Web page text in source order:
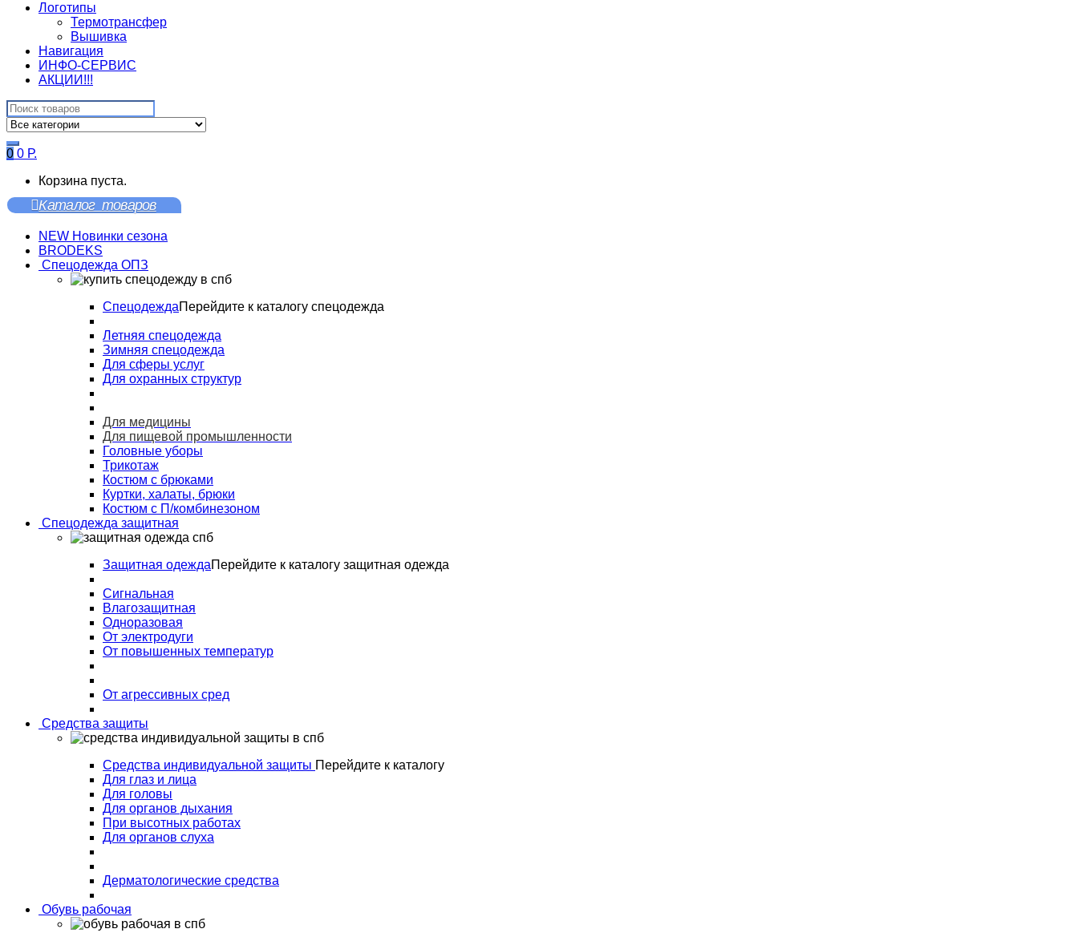
Логотипы
Термотрансфер
Вышивка
Навигация
ИНФО-СЕРВИС
АКЦИИ!!!
Search
for:
0 0 Р.
Корзина пуста.
Каталог товаров
NEW Новинки сезона
BRODEKS
Спецодежда ОПЗ
СпецодеждаПерейдите к каталогу спецодежда
Летняя спецодежда
Зимняя спецодежда
Для сферы услуг
Для охранных структур
Для медицины
Для пищевой промышленности
Головные уборы
Трикотаж
Костюм с брюками
Куртки, халаты, брюки
Костюм с П/комбинезоном
Спецодежда защитная
Защитная одеждаПерейдите к каталогу защитная одежда
Сигнальная
Влагозащитная
Одноразовая
От электродуги
От повышенных температур
От агрессивных сред
Средства защиты
Средства индивидуальной защиты Перейдите к каталогу
Для глаз и лица
Для головы
Для органов дыхания
При высотных работах
Для органов слуха
Дерматологические средства
Обувь рабочая